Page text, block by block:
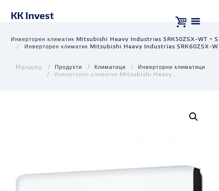
KK Invest
Инверторен климатик Mitsubishi Heavy Industries SRK50ZSX-WT +
Инверторен климатик Mitsubishi Heavy Industries SRK60ZSX-W
Продукти Климатици
Инверторни климатици
Инверторен климатик Mitsubishi Heavy...